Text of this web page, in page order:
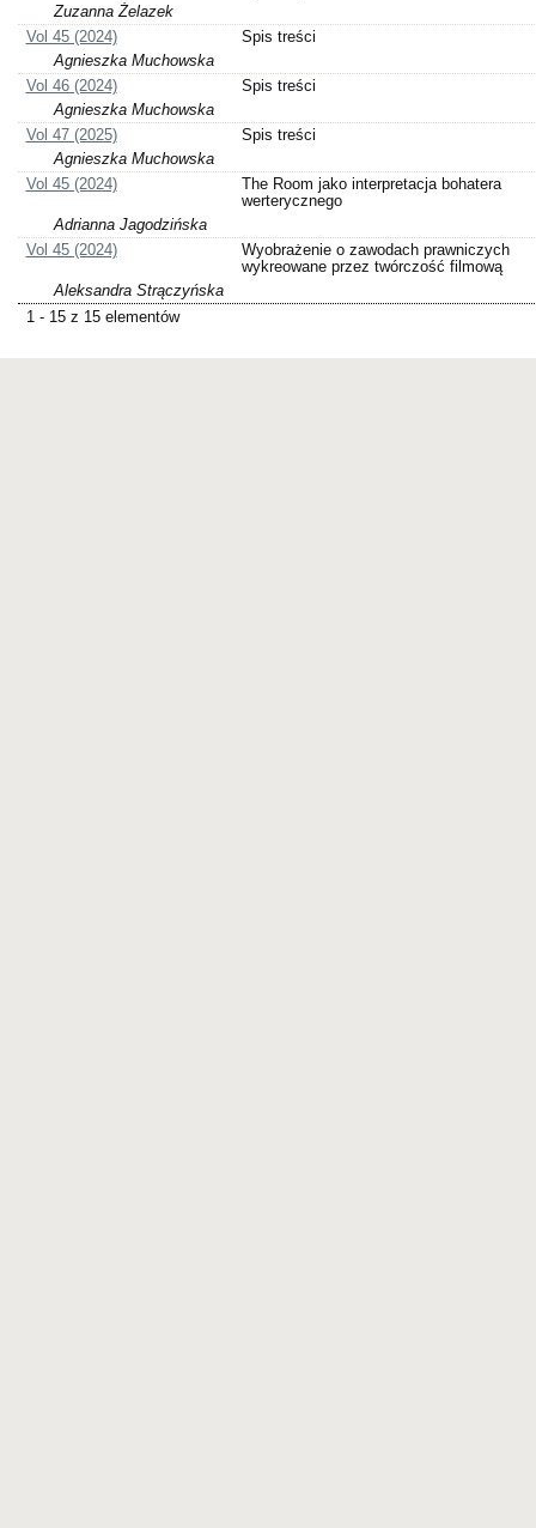
Zuzanna Żelazek
Vol 45 (2024)
Spis treści
Agnieszka Muchowska
Vol 46 (2024)
Spis treści
Agnieszka Muchowska
Vol 47 (2025)
Spis treści
Agnieszka Muchowska
Vol 45 (2024)
The Room jako interpretacja bohatera
werterycznego
Adrianna Jagodzińska
Vol 45 (2024)
Wyobrażenie o zawodach prawniczych
wykreowane przez twórczość filmową
Aleksandra Strączyńska
1 - 15 z 15 elementów